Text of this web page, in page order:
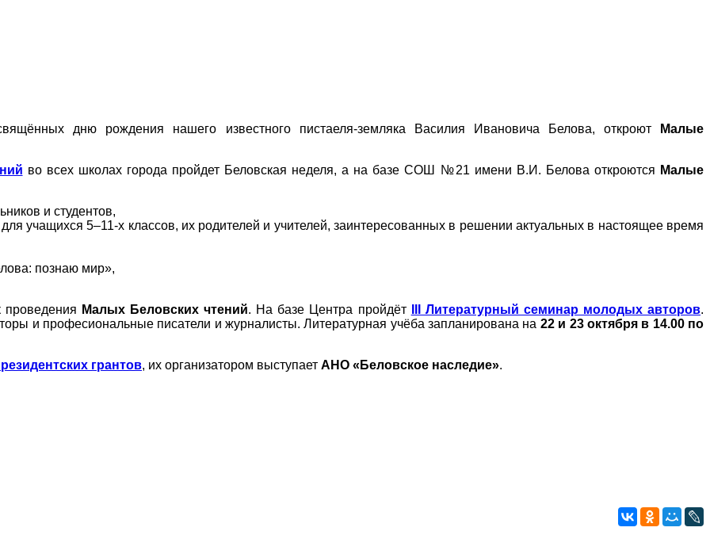
дню рождения нашего известного пистаеля-земляка Василия Ивановича Белова, откроют
Малые
во всех школах города пройдет Беловская неделя, а на базе СОШ №21 имени В.И. Белова откроются Малые
и студентов,
учащихся 5–11-х классов, их родителей и учителей, заинтересованных в решении актуальных в настоящее время
познаю мир»,
проведения Малых Беловских чтений. На базе Центра пройдёт III Литературный семинар молодых авторов.
и професиональные писатели и журналисты. Литературная учёба запланирована на 22 и 23 октября в 14.00 по
грантов, их организатором выступает АНО «Беловское наследие».